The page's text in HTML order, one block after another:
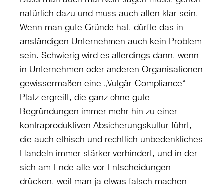
natürlich dazu und muss auch allen klar sein.
Wenn man gute Gründe hat, dürfte das in
anständigen Unternehmen auch kein Problem
sein. Schwierig wird es allerdings dann, wenn
in Unternehmen oder anderen Organisationen
gewissermaßen eine „Vulgär-Compliance“
Platz ergreift, die ganz ohne gute
Begründungen immer mehr hin zu einer
kontraproduktiven Absicherungskultur führt,
die auch ethisch und rechtlich unbedenkliches
Handeln immer stärker verhindert, und in der
sich am Ende alle vor Entscheidungen
drücken, weil man ja etwas falsch machen